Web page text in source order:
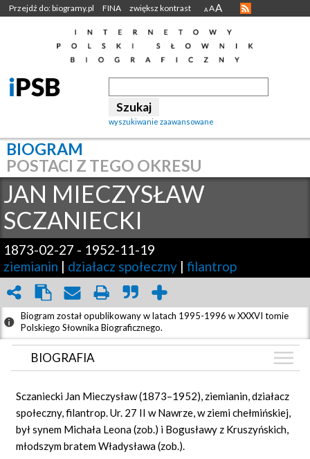
Przejdź do: biogramy.pl FINA zwiększ kontrast A AA
wyszukiwanie zaawansowane
BIOGRAM
POSTACI Z TEGO OKRESU
JAN MIECZYSŁAW
SCZANIECKI
1873-02-27 - 1952-11-19
ziemianin | działacz społeczny | filantrop
Biogram został opublikowany w latach 1995-1996 w XXXVI tomie
Polskiego Słownika Biograficznego.
BIOGRAFIA
GRAF POWIĄZAŃ
DYSKUSJA
Mapa
Sczaniecki Jan Mieczysław (1873–1952), ziemianin, działacz
społeczny, filantrop. Ur. 27 II w Nawrze, w ziemi chełmińskiej,
był synem Michała Leona (zob.) i Bogusławy z Kruszyńskich,
młodszym bratem Władysława (zob.).